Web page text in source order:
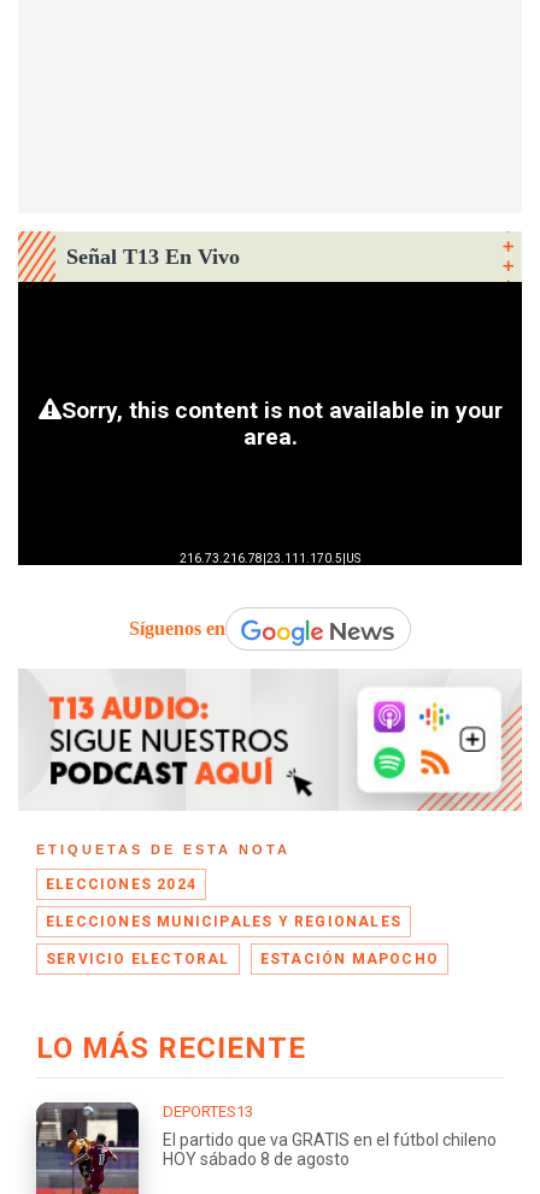
Señal T13 En Vivo
Síguenos en
ETIQUETAS DE ESTA NOTA
ELECCIONES 2024
ELECCIONES MUNICIPALES Y REGIONALES
SERVICIO ELECTORAL ESTACIÓN MAPOCHO
LO MÁS RECIENTE
DEPORTES13
El partido que va GRATIS en el fútbol chileno
HOY sábado 8 de agosto